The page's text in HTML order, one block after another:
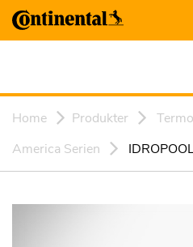
Home Produkter
America Serien